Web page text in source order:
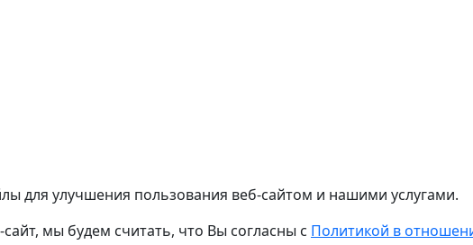
для улучшения пользования веб-сайтом и нашими услугами.
мы будем считать, что Вы согласны с Политикой в